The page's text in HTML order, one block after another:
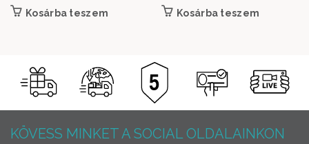
price was:
Kosárba teszem Kosárba teszem
KÖVESS MINKET A SOCIAL OLDALAINKON